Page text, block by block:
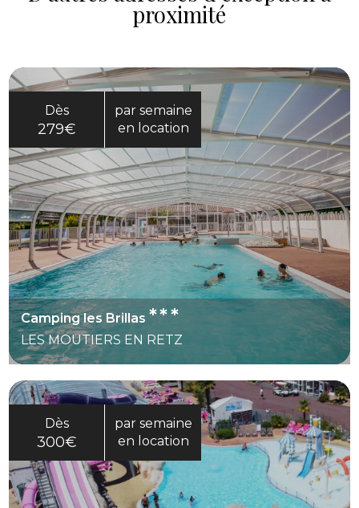
proximité
Dès
279€
par semaine
en location
Camping les Brillas***
LES MOUTIERS EN RETZ
Dès
300€
par semaine
en location